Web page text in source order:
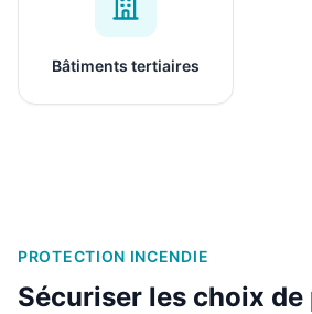
Bâtiments tertiaires
PROTECTION INCENDIE
Sécuriser les choix